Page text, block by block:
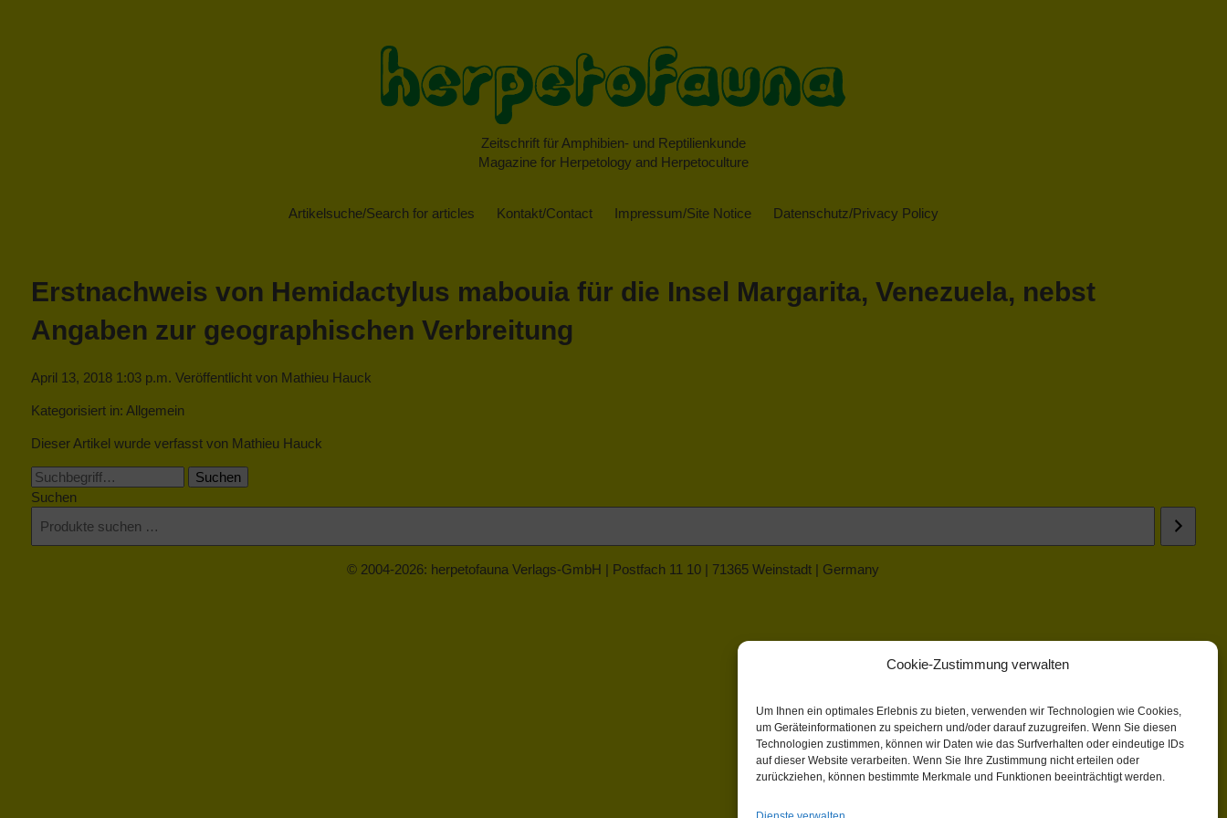
Cookie-Zustimmung verwalten
Um Ihnen ein optimales Erlebnis zu bieten, verwenden wir Technologien wie Cookies,
um Geräteinformationen zu speichern und/oder darauf zuzugreifen. Wenn Sie diesen
Technologien zustimmen, können wir Daten wie das Surfverhalten oder eindeutige IDs
auf dieser Website verarbeiten. Wenn Sie Ihre Zustimmung nicht erteilen oder
zurückziehen, können bestimmte Merkmale und Funktionen beeinträchtigt werden.
Zeitschrift für Amphibien- und Reptilienkunde
Magazine for Herpetology and Herpetoculture
Artikelsuche/Search for articles Kontakt/Contact Impressum/Site Notice Datenschutz/Privacy Policy
Erstnachweis von Hemidactylus mabouia für die Insel Margarita, Venezuela, nebst
Angaben zur geographischen Verbreitung
April 13, 2018 1:03 p.m. Veröffentlicht von Mathieu Hauck
Kategorisiert in: Allgemein
Dieser Artikel wurde verfasst von Mathieu Hauck
Suchen
Suchen
© 2004-2026: herpetofauna Verlags-GmbH | Postfach 11 10 | 71365 Weinstadt | Germany